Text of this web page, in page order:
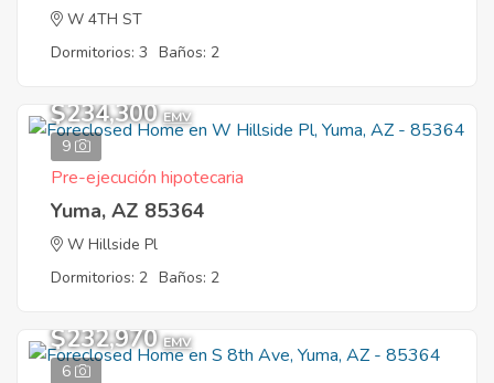
W 4TH ST
Dormitorios: 3 Baños: 2
9
$234,300 EMV
Pre-ejecución hipotecaria
Yuma, AZ 85364
W Hillside Pl
Dormitorios: 2 Baños: 2
6
$232,970 EMV